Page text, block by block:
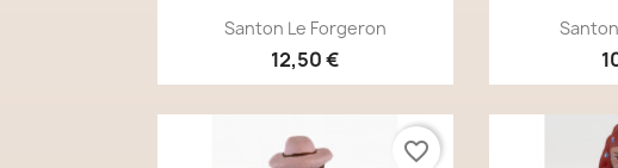
Aperçu rapide
Santon Le Forgeron
12,50 €

favorite_border